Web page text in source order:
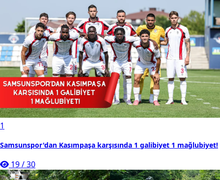
1
Samsunspor'dan Kasımpaşa karşısında 1 galibiyet 1 mağlubiyet!
19/30